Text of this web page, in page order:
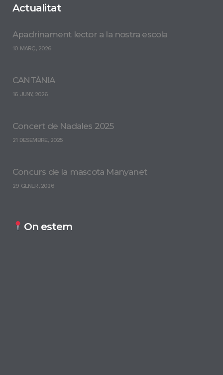
Actualitat
Apadrinament lector a la nostra escola
10 MARÇ, 2026
CANTÀNIA
16 JUNY, 2026
Concert de Nadales 2025
21 DESEMBRE, 2025
Concurs de la mascota Manyanet
29 GENER, 2026
On estem